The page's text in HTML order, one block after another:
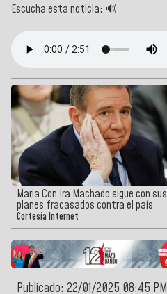
Escucha esta noticia: 🔊
Maria Con Ira Machado sigue con sus
planes fracasados contra el país
Cortesía Internet
Publicado: 22/01/2025 08:45 PM